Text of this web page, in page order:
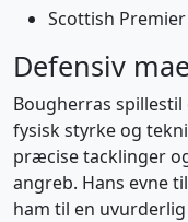
Scottish Premier
Defensiv
Bougherras
fysisk styrke og
præcise tacklinger
angreb. Hans evne
ham til en